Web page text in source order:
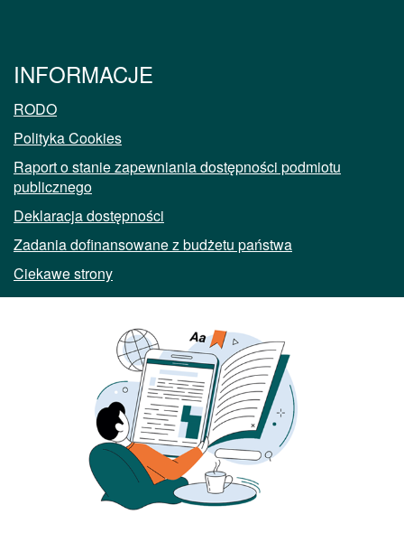
INFORMACJE
RODO
Polityka Cookies
Raport o stanie zapewniania dostępności podmiotu
publicznego
Deklaracja dostępności
Zadania dofinansowane z budżetu państwa
Ciekawe strony